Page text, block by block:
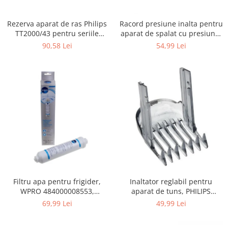
Birotica & Papetarie
Console, Jocuri & Accesorii
Ingrijire personala & Cosmetice
Accesorii aparate hair styling
Aparate & Accesorii ingrijire
personala
Aparate cosmetice
Articole Sanatate si Wellness
Consumabile sanitare
Cosmetice si produse ingrijire
personala
Igiena dentara
Jucarii, Copii & Bebe
Camera copilului
Rezerva aparat de ras Philips
TT2000/43 pentru seriile
Bodygroom 3000/5000/7000 si
90,58 Lei
Racord presiune inalta pentru
aparat de spalat cu presiune,
KARCHER 9.013-355.0, K4/K5
54,99 Lei
Filtru apa pentru frigider,
WPRO 484000008553,
compatibil cu Samsung, AEG,
69,99 Lei
Inaltator reglabil pentru
aparat de tuns, PHILIPS
422203633281, 3-15 mm,
49,99 Lei